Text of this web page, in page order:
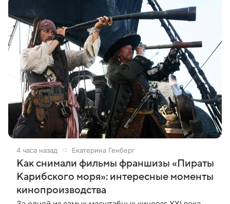
4 часа назад Екатерина Генберг
Как снимали фильмы франшизы «Пираты
Карибского моря»: интересные моменты
кинопроизводства